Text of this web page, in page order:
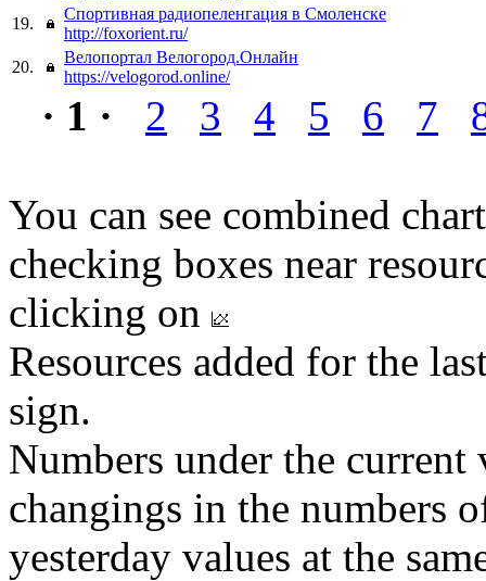
19.
Спортивная радиопеленгация в Смоленске
http://foxorient.ru/
20.
Велопортал Велогород.Онлайн
https://velogorod.online/
· 1 · 2 3 4 5 6 7
You can see combined
checking boxes near
clicking on
Resources added for the
sign.
Numbers under the
changings in the numbers
yesterday values at the